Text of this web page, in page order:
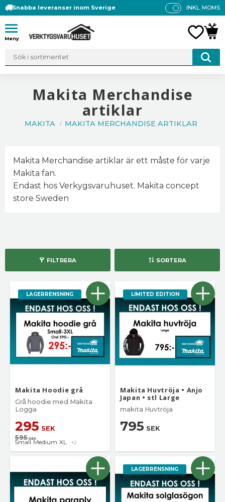
Meny
Snabba leveranser inom Sverige
P
V
A
INKL. MOMS
Makita Merchandise
artiklar
MAKITA MAKITA MERCHANDISE ARTIKLAR
Makita Merchandise artiklar är ett måste för varje
Makita fan.
Endast hos Verkygsvaruhuset. Makita concept
store Sweden
FILTRERA SORTERA
Makita Hoodie grå
Grå hoodie med Makita
Logga
295 SEK
595SEK
LAGERRENSNING
Small Medium XL +2
Makita Huvtröja • Anjo
Japan • stl Large
makita Huvtröja
795 SEK
LIMITED EDITION
LAGERRENSNING